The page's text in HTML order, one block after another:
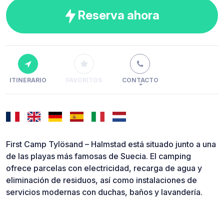
Reserva ahora
ITINERARIO FAVORITOS CONTACTO
First Camp Tylösand – Halmstad está situado junto a una
de las playas más famosas de Suecia. El camping
ofrece parcelas con electricidad, recarga de agua y
eliminación de residuos, así como instalaciones de
servicios modernas con duchas, baños y lavandería.